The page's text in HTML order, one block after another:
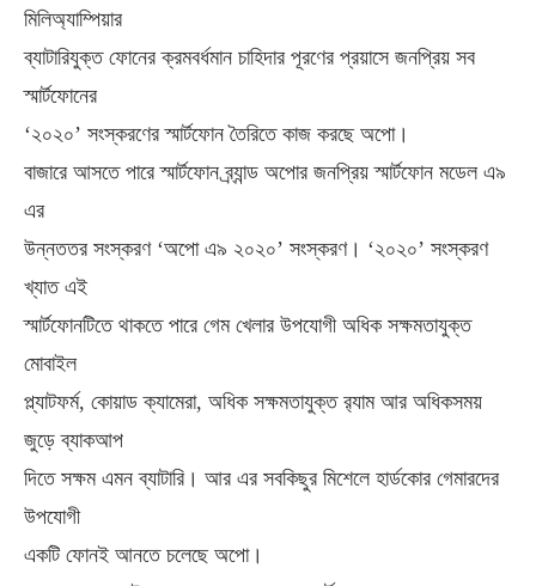
মিলিঅ্যাম্পিয়ার
ব্যাটারিযুক্ত ফোনের ক্রমবর্ধমান চাহিদার পূরণের প্রয়াসে জনপ্রিয় সব
স্মার্টফোনের
‘২০২০’ সংস্করণের স্মার্টফোন তৈরিতে কাজ করছে অপো।
বাজারে আসতে পারে স্মার্টফোন ব্র্যান্ড অপোর জনপ্রিয় স্মার্টফোন মডেল এ৯
এর
উন্নততর সংস্করণ ‘অপো এ৯ ২০২০’ সংস্করণ। ‘২০২০’ সংস্করণ
খ্যাত এই
স্মার্টফোনটিতে থাকতে পারে গেম খেলার উপযোগী অধিক সক্ষমতাযুক্ত
মোবাইল
প্ল্যাটফর্ম, কোয়াড ক্যামেরা, অধিক সক্ষমতাযুক্ত র‌্যাম আর অধিকসময়
জুড়ে ব্যাকআপ
দিতে সক্ষম এমন ব্যাটারি। আর এর সবকিছুর মিশেলে হার্ডকোর গেমারদের
উপযোগী
একটি ফোনই আনতে চলেছে অপো।